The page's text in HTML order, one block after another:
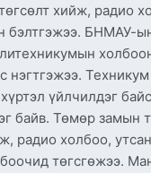
хийж, радио
бэлтгэжээ. БНМАУ-
нэгтгэжээ.
үйлчилдэг
байв. Төмөр замын
радио холбоо,
төгсгөжээ.